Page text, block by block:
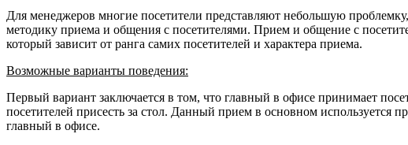
Для менеджеров многие посетители представляют небольшую
методику приема и общения с посетителями. Прием и общение с
который зависит от ранга самих посетителей и характера приема.
Возможные варианты поведения:
Первый вариант заключается в том, что главный в офисе принимает
посетителей присесть за стол. Данный прием в основном
главный в офисе.